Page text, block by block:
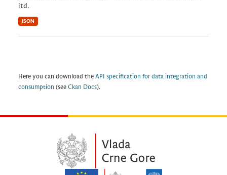
itd.
JSON
Here you can download the API specification for data integration and
consumption (see Ckan Docs).